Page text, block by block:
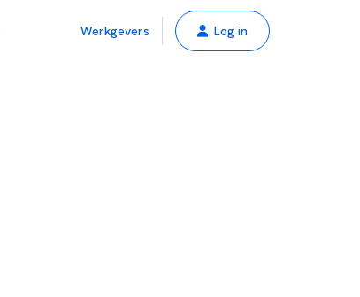
Werkgevers Log in